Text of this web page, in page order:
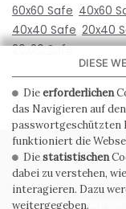
60x60 Safe 40x60
40x40 Safe 20x40
20x20 Safe
DIESE
Dieerforderlichen
das Navigieren auf
passwortgeschützten
funktioniert die
Diestatistischen
dabei zu verstehen,
interagieren. Dazu
weitergegeben.